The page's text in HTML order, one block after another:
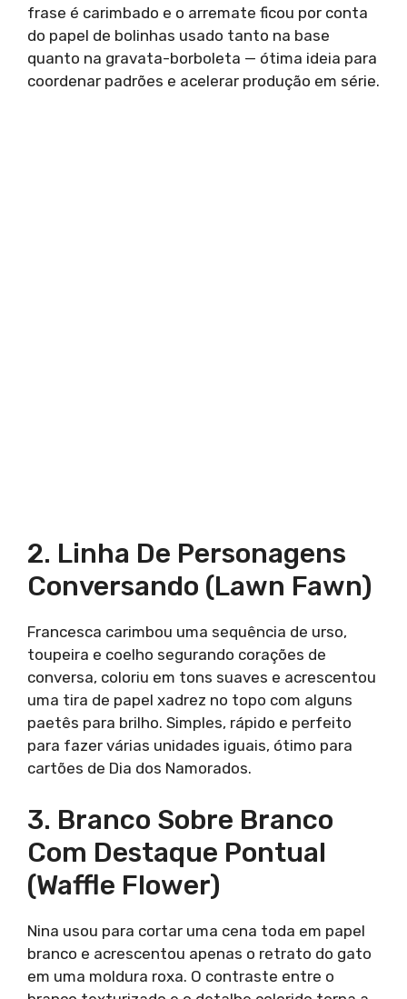
frase é carimbado e o arremate ficou por conta
do papel de bolinhas usado tanto na base
quanto na gravata-borboleta — ótima ideia para
coordenar padrões e acelerar produção em série.
2. Linha De Personagens
Conversando (Lawn Fawn)
Francesca carimbou uma sequência de urso,
toupeira e coelho segurando corações de
conversa, coloriu em tons suaves e acrescentou
uma tira de papel xadrez no topo com alguns
paetês para brilho. Simples, rápido e perfeito
para fazer várias unidades iguais, ótimo para
cartões de Dia dos Namorados.
3. Branco Sobre Branco
Com Destaque Pontual
(Waffle Flower)
Nina usou para cortar uma cena toda em papel
branco e acrescentou apenas o retrato do gato
em uma moldura roxa. O contraste entre o